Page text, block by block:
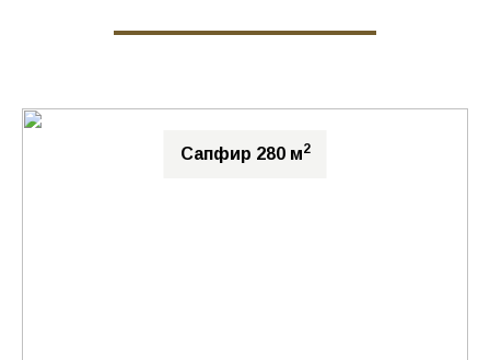
Сапфир 280 м2